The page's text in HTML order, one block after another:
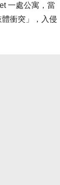
一處公寓，當
衝突」，入侵